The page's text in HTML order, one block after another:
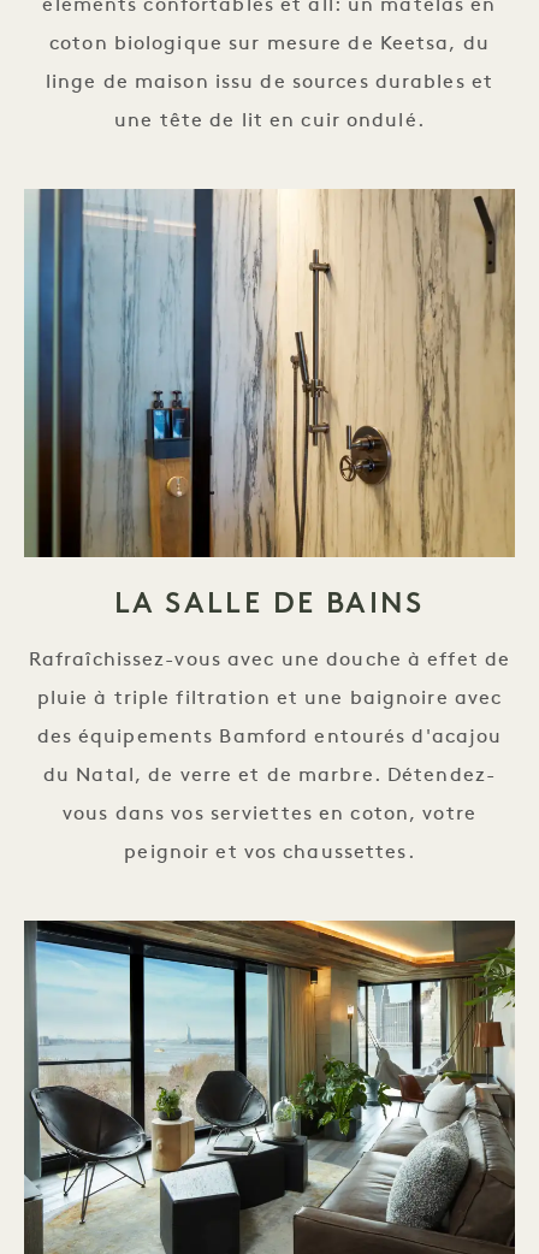
éléments confortables et all: un matelas en
coton biologique sur mesure de Keetsa, du
linge de maison issu de sources durables et
une tête de lit en cuir ondulé.
LA SALLE DE BAINS
Rafraîchissez-vous avec une douche à effet de
pluie à triple filtration et une baignoire avec
des équipements Bamford entourés d'acajou
du Natal, de verre et de marbre. Détendez-
vous dans vos serviettes en coton, votre
peignoir et vos chaussettes.